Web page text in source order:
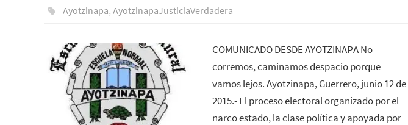
Ayotzinapa, AyotzinapaJusticiaVerdadera
COMUNICADO DESDE AYOTZINAPA No
corremos, caminamos despacio porque
vamos lejos. Ayotzinapa, Guerrero, junio 12 de
2015.- El proceso electoral organizado por el
narco estado, la clase política y apoyada por